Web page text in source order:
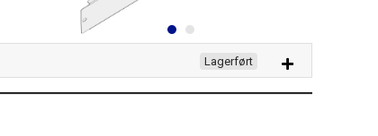
Lagerført